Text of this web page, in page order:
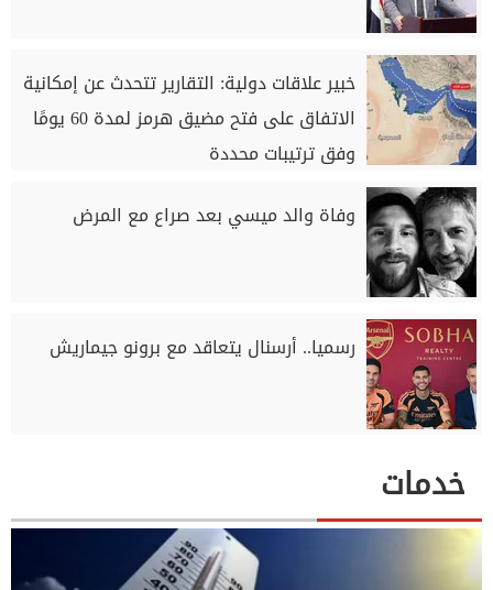
خبير علاقات دولية: التقارير تتحدث عن إمكانية
الاتفاق على فتح مضيق هرمز لمدة 60 يومًا
وفق ترتيبات محددة
وفاة والد ميسي بعد صراع مع المرض
رسميا.. أرسنال يتعاقد مع برونو جيماريش
خدمات